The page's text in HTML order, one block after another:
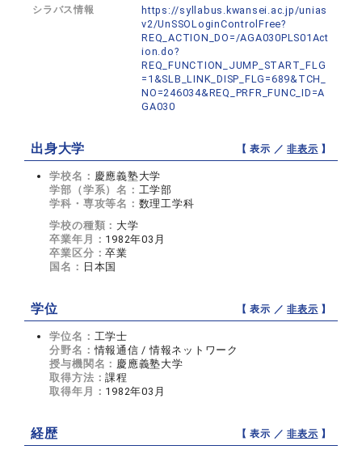
シラバス情報
https://syllabus.kwansei.ac.jp/unias
v2/UnSSOLoginControlFree?
REQ_ACTION_DO=/AGA030PLS01Act
ion.do?
REQ_FUNCTION_JUMP_START_FLG
=1&SLB_LINK_DISP_FLG=689&TCH_
NO=246034&REQ_PRFR_FUNC_ID=A
GA030
出身大学 【 表示 ／非表示 】
学校名： 慶應義塾大学
学部（学系）名： 工学部
学科・専攻等名： 数理工学科
学校の種類： 大学
卒業年月： 1982年03月
卒業区分：卒業
国名： 日本国
学位 【 表示 ／非表示 】
学位名： 工学士
分野名：情報通信 / 情報ネットワーク
授与機関名： 慶應義塾大学
取得方法：課程
取得年月： 1982年03月
経歴 【 表示 ／非表示 】